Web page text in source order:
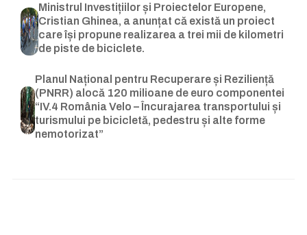
Ministrul Investițiilor și Proiectelor Europene,
Cristian Ghinea, a anunțat că există un proiect
care își propune realizarea a trei mii de kilometri
de piste de biciclete.
Planul Național pentru Recuperare și Reziliență
(PNRR) alocă 120 milioane de euro componentei
“IV.4 România Velo – Încurajarea transportului și
turismului pe bicicletă, pedestru și alte forme
nemotorizat”